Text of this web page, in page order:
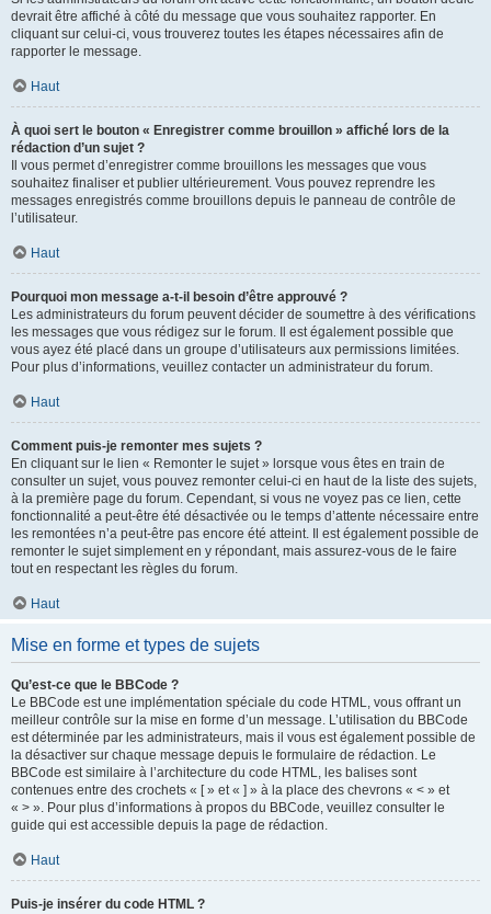
devrait être affiché à côté du message que vous souhaitez rapporter. En
cliquant sur celui-ci, vous trouverez toutes les étapes nécessaires afin de
rapporter le message.
Haut
À quoi sert le bouton « Enregistrer comme brouillon » affiché lors de la
rédaction d’un sujet ?
Il vous permet d’enregistrer comme brouillons les messages que vous
souhaitez finaliser et publier ultérieurement. Vous pouvez reprendre les
messages enregistrés comme brouillons depuis le panneau de contrôle de
l’utilisateur.
Haut
Pourquoi mon message a-t-il besoin d’être approuvé ?
Les administrateurs du forum peuvent décider de soumettre à des vérifications
les messages que vous rédigez sur le forum. Il est également possible que
vous ayez été placé dans un groupe d’utilisateurs aux permissions limitées.
Pour plus d’informations, veuillez contacter un administrateur du forum.
Haut
Comment puis-je remonter mes sujets ?
En cliquant sur le lien « Remonter le sujet » lorsque vous êtes en train de
consulter un sujet, vous pouvez remonter celui-ci en haut de la liste des sujets,
à la première page du forum. Cependant, si vous ne voyez pas ce lien, cette
fonctionnalité a peut-être été désactivée ou le temps d’attente nécessaire entre
les remontées n’a peut-être pas encore été atteint. Il est également possible de
remonter le sujet simplement en y répondant, mais assurez-vous de le faire
tout en respectant les règles du forum.
Haut
Mise en forme et types de sujets
Qu’est-ce que le BBCode ?
Le BBCode est une implémentation spéciale du code HTML, vous offrant un
meilleur contrôle sur la mise en forme d’un message. L’utilisation du BBCode
est déterminée par les administrateurs, mais il vous est également possible de
la désactiver sur chaque message depuis le formulaire de rédaction. Le
BBCode est similaire à l’architecture du code HTML, les balises sont
contenues entre des crochets « [ » et « ] » à la place des chevrons « < » et
« > ». Pour plus d’informations à propos du BBCode, veuillez consulter le
guide qui est accessible depuis la page de rédaction.
Haut
Puis-je insérer du code HTML ?